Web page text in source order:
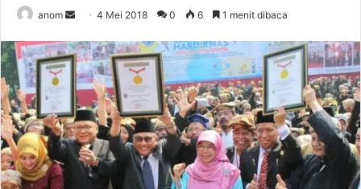
anom
n
d
a
n
e
m
4 Mei 2018 0 6 1 menit dibaca